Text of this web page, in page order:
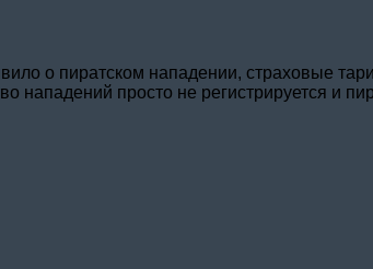
о пиратском нападении, страховые
нападений просто не регистрируется и